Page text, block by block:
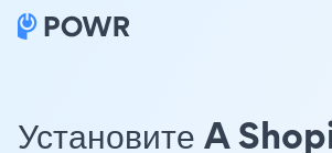
Установите A